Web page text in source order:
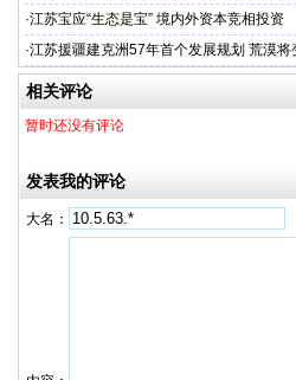
·江苏宝应“生态是宝” 境内外资本竞相投资
·江苏援疆建克洲57年首个发展规划 荒漠将
相关评论
暂时还没有评论
发表我的评论
大名：